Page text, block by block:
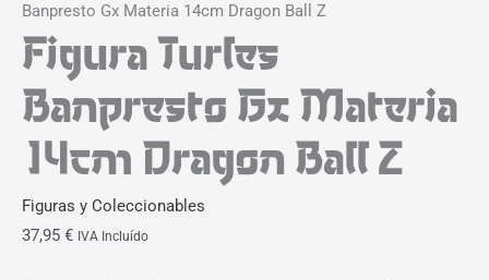
Banpresto Gx Materia 14cm Dragon Ball Z
Figura Turles
Banpresto Gx Materia
14cm Dragon Ball Z
Figuras y Coleccionables
37,95 € IVA Incluído